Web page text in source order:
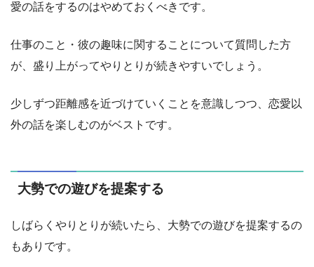
愛の話をするのはやめておくべきです。
仕事のこと・彼の趣味に関することについて質問した方
が、盛り上がってやりとりが続きやすいでしょう。
少しずつ距離感を近づけていくことを意識しつつ、恋愛以
外の話を楽しむのがベストです。
大勢での遊びを提案する
しばらくやりとりが続いたら、大勢での遊びを提案するの
もありです。